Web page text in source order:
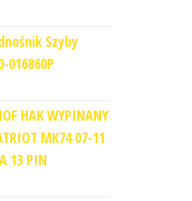
Szyby
016860P
HAK WYPINANY
MK74 07-11
13 PIN